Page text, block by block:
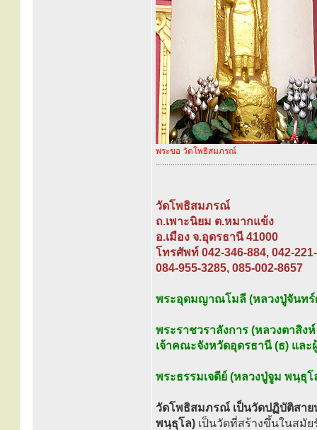
พระขอ วัดโพธิสมภรณ์
............................................................................
วัดโพธิสมภรณ์
ถ.เพาะนิยม ต.หมากแข้ง
อ.เมือง จ.อุดรธานี 41000
โทรศัพท์ 042-346-884, 042-
084-955-3285, 085-002-8657
พระอุดมญาณโมลี (หลวงปู่จันทร์
พระราชวราลังการ (หลวงตาสิ
เจ้าคณะจังหวัดอุดรธานี (ธ) แล
พระธรรมเจดีย์ (หลวงปู่จูม พนฺธุโ
วัดโพธิสมภรณ์ เป็นวัดปฏิบัติสาย
พนฺธุโล) เป็นวัดที่สร้างขึ้นในสมั